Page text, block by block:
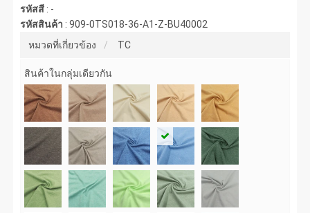
รหัสสี : -
รหัสสินค้า :909-0TS018-36-A1-Z-BU40002
หมวดที่เกี่ยวข้อง
TC
สินค้าในกลุ่มเดียวกัน